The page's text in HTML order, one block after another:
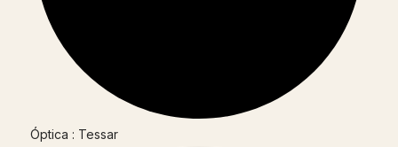
Óptica : Tessar